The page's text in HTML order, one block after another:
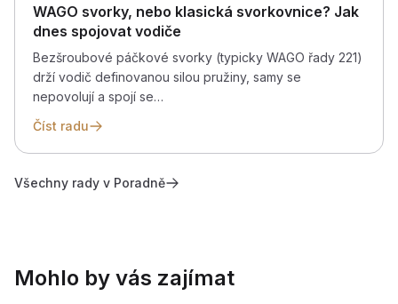
WAGO svorky, nebo klasická svorkovnice? Jak
dnes spojovat vodiče
Bezšroubové páčkové svorky (typicky WAGO řady 221)
drží vodič definovanou silou pružiny, samy se
nepovolují a spojí se…
Číst radu
Všechny rady v Poradně
Mohlo by vás zajímat